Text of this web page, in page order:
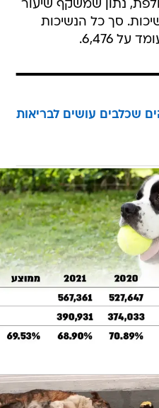
נתון שמשקף שיעור
הנשיכות. סך כל הנשיכות
6,476.
שכלבים עושים לבריאות